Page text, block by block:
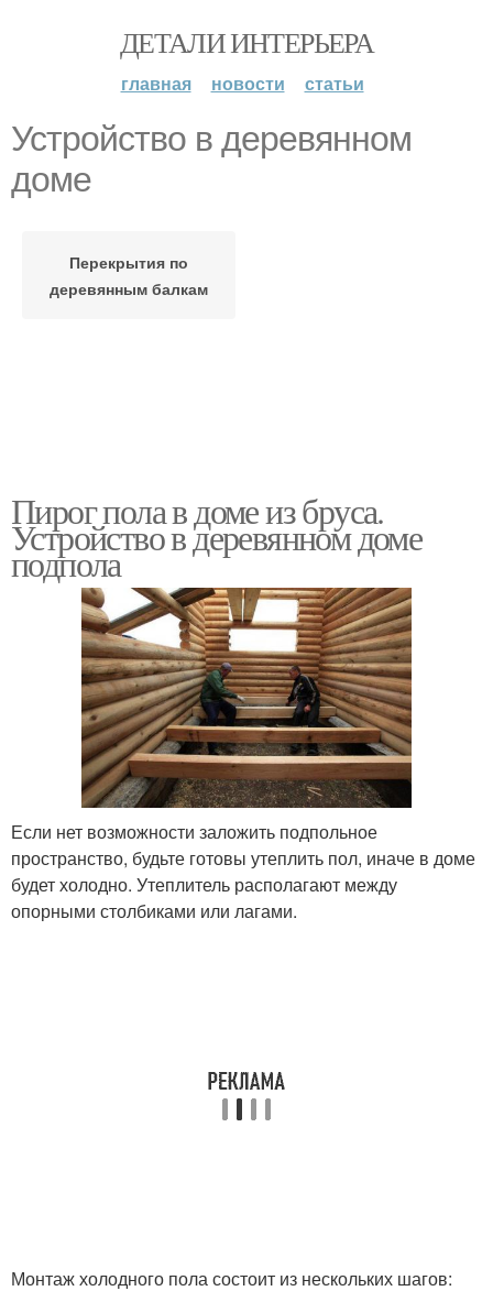
ДЕТАЛИ ИНТЕРЬЕРА
главная новости статьи
Устройство в деревянном
доме
Перекрытия по
деревянным балкам
Пирог пола в доме из бруса.
Устройство в деревянном доме
подпола
Если нет возможности заложить подпольное
пространство, будьте готовы утеплить пол, иначе в доме
будет холодно. Утеплитель располагают между
опорными столбиками или лагами.
Монтаж холодного пола состоит из нескольких шагов: